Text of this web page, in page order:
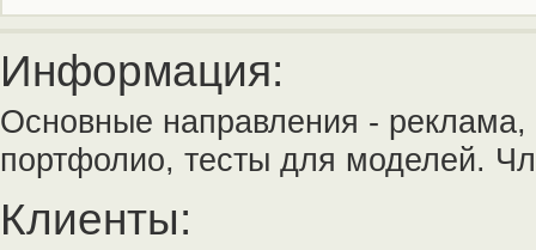
Информация:
Основные направления -
портфолио, тесты для моделей.
Клиенты: